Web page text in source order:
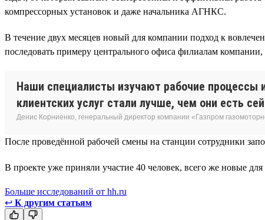
компрессорных установок и даже начальника АГНКС.
В течение двух месяцев новый для компании подход к
последовать примеру центрального офиса филиалам
Наши специалисты изучают рабочие процессы
клиентских услуг стали лучше, чем они есть
Денис Корниенко, генеральный директор компании «Газпром
После проведённой рабочей смены на станции сотрудники
В проекте уже приняли участие 40 человек, всего же новые
Больше исследований от hh.ru
↩ К другим статьям